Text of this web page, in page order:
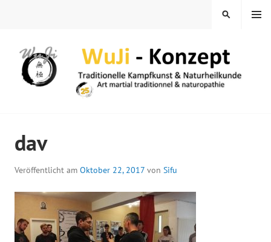
MENÜ
SUCHEN
dav
Veröffentlicht am Oktober 22, 2017 von Sifu